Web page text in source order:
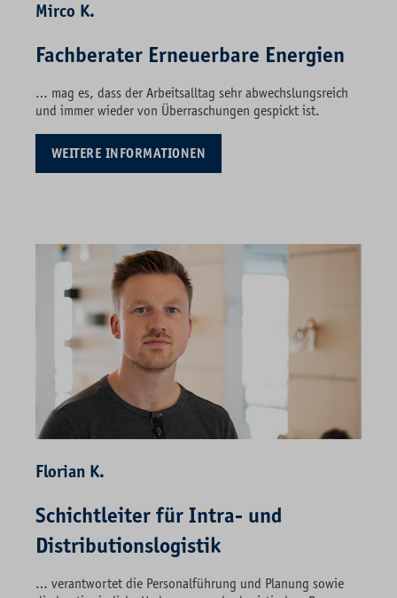
Mirco K.
Fachberater Erneuerbare Energien
… mag es, dass der Arbeitsalltag sehr abwechslungsreich
und immer wieder von Überraschungen gespickt ist.
WEITERE INFORMATIONEN
Florian K.
Schichtleiter für Intra- und
Distributionslogistik
… verantwortet die Personalführung und Planung sowie